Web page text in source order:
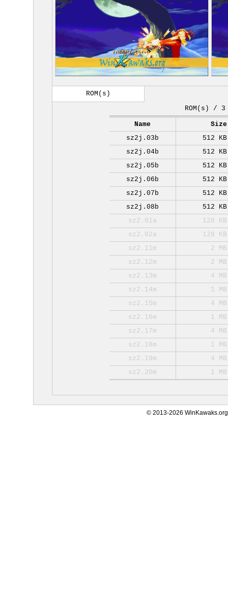
ROM(s)
ROM(s) / 3
Name
Size
sz2j.03b
512 KB
sz2j.04b
512 KB
sz2j.05b
512 KB
sz2j.06b
512 KB
sz2j.07b
512 KB
sz2j.08b
512 KB
sz2.01a
128 KB
sz2.02a
128 KB
sz2.11m
2 MB
sz2.12m
2 MB
sz2.13m
4 MB
sz2.14m
1 MB
sz2.15m
4 MB
sz2.16m
1 MB
sz2.17m
4 MB
sz2.18m
1 MB
sz2.19m
4 MB
sz2.20m
1 MB
© 2013-2026